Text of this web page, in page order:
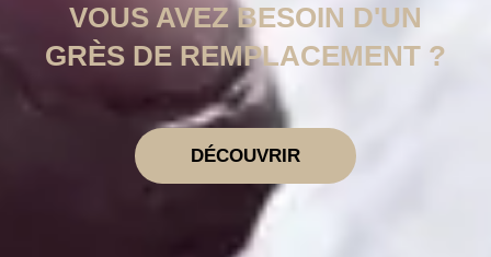
VOUS AVEZ BESOIN D'UN
GRÈS DE REMPLACEMENT ?
DÉCOUVRIR